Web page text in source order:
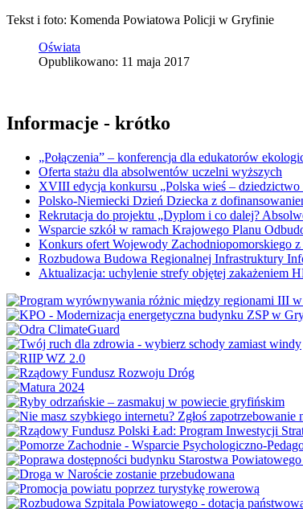
Tekst i foto: Komenda Powiatowa Policji w Gryfinie
Oświata
Opublikowano: 11 maja 2017
Informacje - krótko
„Połączenia” – konferencja dla edukatorów
Oferta stażu dla absolwentów uczelni wyższych
XVIII edycja konkursu „Polska wieś – dziedzictwo
Polsko-Niemiecki Dzień Dziecka z
Rekrutacja do projektu „Dyplom i co dalej?
Wsparcie szkół w ramach Krajowego Planu
Konkurs ofert Wojewody Zachodniopomorskiego z
Rozbudowa Budowa Regionalnej Infrastruktury
Aktualizacja: uchylenie strefy objętej zakażeniem